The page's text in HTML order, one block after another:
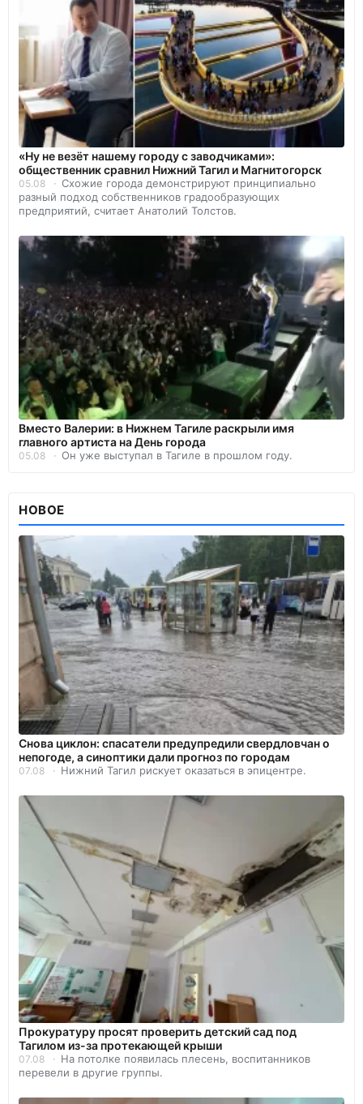
«Ну не везёт нашему городу с заводчиками»:
общественник сравнил Нижний Тагил и Магнитогорск
05.08
Схожие города демонстрируют принципиально
разный подход собственников градообразующих
предприятий, считает Анатолий Толстов.
Вместо Валерии: в Нижнем Тагиле раскрыли имя
главного артиста на День города
05.08 Он уже выступал в Тагиле в прошлом году.
НОВОЕ
Снова циклон: спасатели предупредили свердловчан о
непогоде, а синоптики дали прогноз по городам
07.08 Нижний Тагил рискует оказаться в эпицентре.
Прокуратуру просят проверить детский сад под
Тагилом из-за протекающей крыши
07.08
На потолке появилась плесень, воспитанников
перевели в другие группы.